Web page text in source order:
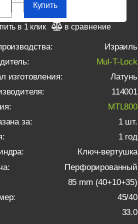
Купить
в 1 клик в сравнение
Израиль
Mul-T-Lock
изготовления:
Латунь
114001
MTL800
за:
1 шт.
1 год
Ключ-вертушка
Перфорированный
85 mm (40+10+35)
45/40
33.0